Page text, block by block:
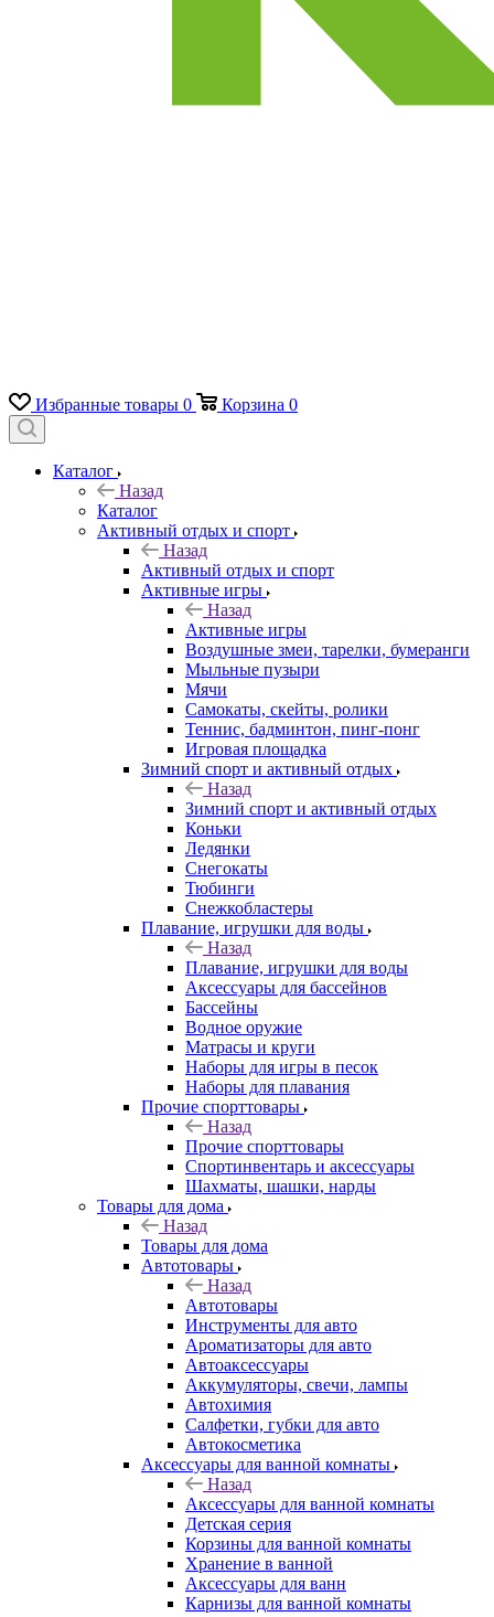
Избранные товары 0 Корзина 0
Каталог
Назад
Каталог
Активный отдых и спорт
Назад
Активный отдых и спорт
Активные игры
Назад
Активные игры
Воздушные змеи, тарелки, бумеранги
Мыльные пузыри
Мячи
Самокаты, скейты, ролики
Теннис, бадминтон, пинг-понг
Игровая площадка
Зимний спорт и активный отдых
Назад
Зимний спорт и активный отдых
Коньки
Ледянки
Снегокаты
Тюбинги
Снежкобластеры
Плавание, игрушки для воды
Назад
Плавание, игрушки для воды
Аксессуары для бассейнов
Бассейны
Водное оружие
Матрасы и круги
Наборы для игры в песок
Наборы для плавания
Прочие спорттовары
Назад
Прочие спорттовары
Спортинвентарь и аксессуары
Шахматы, шашки, нарды
Товары для дома
Назад
Товары для дома
Автотовары
Назад
Автотовары
Инструменты для авто
Ароматизаторы для авто
Автоаксессуары
Аккумуляторы, свечи, лампы
Автохимия
Салфетки, губки для авто
Автокосметика
Аксессуары для ванной комнаты
Назад
Аксессуары для ванной комнаты
Детская серия
Корзины для ванной комнаты
Хранение в ванной
Аксессуары для ванн
Карнизы для ванной комнаты